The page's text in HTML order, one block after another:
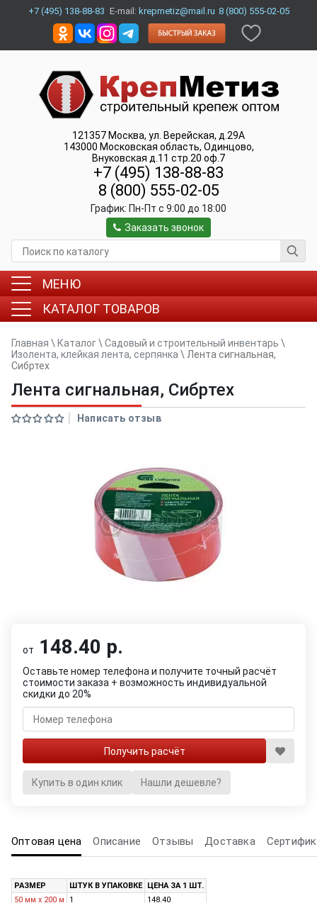
+7 (495) 138-88-83 E-mail: krepmetiz@mail.ru 8 (800) 555-02-05
121357 Москва, ул. Верейская, д.29А
143000 Московская область, Одинцово,
Внуковская д.11 стр.20 оф.7
+7 (495) 138-88-83
8 (800) 555-02-05
График: Пн-Пт c 9:00 до 18:00
Заказать звонок
МЕНЮ
КАТАЛОГ ТОВАРОВ
Главная \ Каталог\ Садовый и строительный инвентарь \
Изолента, клейкая лента, серпянка \ Лента сигнальная,
Сибртех
Лента сигнальная, Сибртех
Написать отзыв
от 148.40 р.
Оставьте номер телефона и получите точный расчёт
стоимости заказа + возможность индивидуальной
скидки до 20%
Купить в один клик Нашли дешевле?
Оптовая цена Описание Отзывы Доставка
РАЗМЕР ШТУК В УПАКОВКЕ
ЦЕНА ЗА 1 ШТ.
50 мм х 200 м
1
148.40